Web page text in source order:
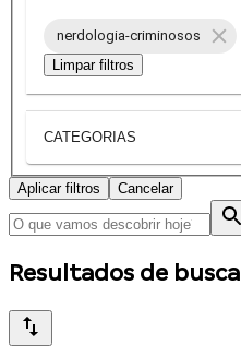
nerdologia-criminosos
Limpar filtros
CATEGORIAS
Aplicar filtros Cancelar
Resultados de busca